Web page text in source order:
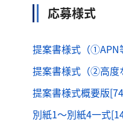
応募様式
提案書様式（①APN
提案書様式（②高度
提案書様式概要版
別紙1～別紙4一式